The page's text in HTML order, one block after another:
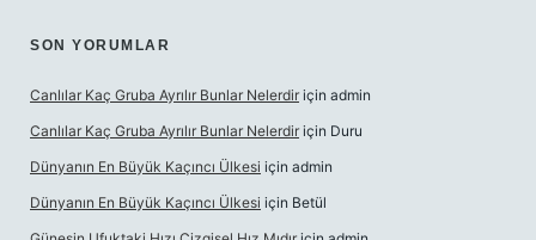
SON YORUMLAR
Canlılar Kaç Gruba Ayrılır Bunlar Nelerdir için admin
Canlılar Kaç Gruba Ayrılır Bunlar Nelerdir için Duru
Dünyanın En Büyük Kaçıncı Ülkesi için admin
Dünyanın En Büyük Kaçıncı Ülkesi için Betül